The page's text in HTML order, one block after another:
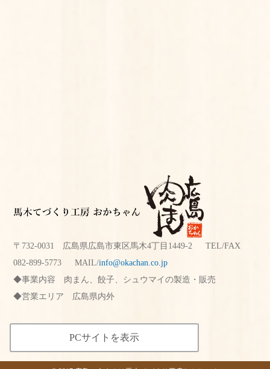
〒732-0031 広島県広島市東区馬木4丁目1449-2 TEL/FAX
082-899-5773 MAIL/info@okachan.co.jp
事業内容
肉まん、餃子、シュウマイの製造・販売
営業エリア
広島県内外
PCサイトを表示